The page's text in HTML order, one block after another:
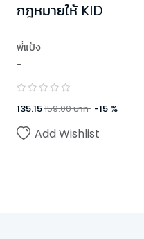
กฎหมายให้ KID
พี่แป้ง
-
135.15159.00บาท -15 %
Add Wishlist